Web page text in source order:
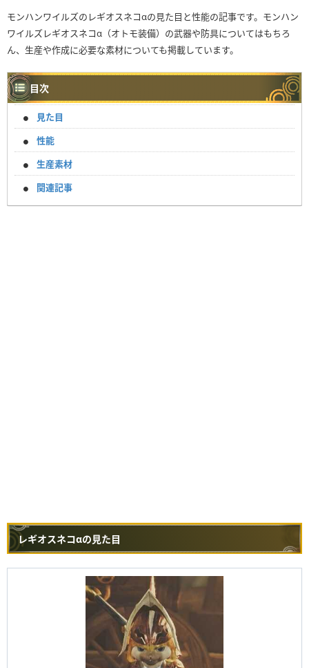
モンハンワイルズのレギオスネコαの見た目と性能の記事です。モンハン
ワイルズレギオスネコα（オトモ装備）の武器や防具についてはもちろ
ん、生産や作成に必要な素材についても掲載しています。
目次
見た目
性能
生産素材
関連記事
レギオスネコαの見た目